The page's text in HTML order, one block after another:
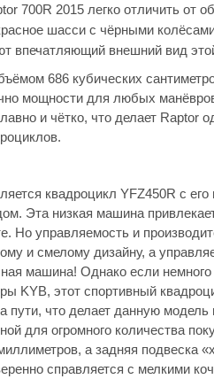
700R 2015 легко отличить от
шасси с чёрными
впечатляющий внешний вид
686 кубических
мощности для любых
и чётко, что делает Raptor
квадроцикл YFZ450R с
Эта низкая машина
Но управляемость и
и смелому дизайну, а
машина! Однако если немного
KYB, этот спортивный
пути, что делает данную
для огромного количества
а задняя подвеска
справляется с мелкими